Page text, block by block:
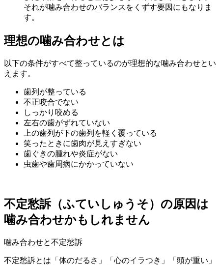
それが噛み合わせのバランスをくずす要因にもなりま
す。
理想の噛み合わせとは
以下の条件がすべて整っているのが理想的な噛み合わせとい
えます。
歯列が整っている
不正咬合でない
しっかり咬める
左右の歯がずれていない
上の歯列が下の歯列を軽く覆っている
笑ったときに歯肉が見えすぎない
歯ぐきの腫れや炎症がない
虫歯や歯周病にかかっていない
不定愁訴（ふていしゅうそ）の原因は
噛み合わせかもしれません
噛み合わせと不定愁訴
不定愁訴とは「体のだるさ」「心のイラつき」「頭が重い」